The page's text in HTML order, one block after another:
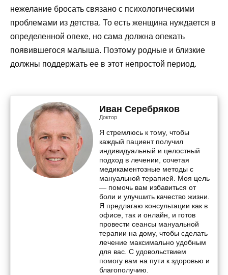
нежелание бросать связано с психологическими
проблемами из детства. То есть женщина нуждается в
определенной опеке, но сама должна опекать
появившегося малыша. Поэтому родные и близкие
должны поддержать ее в этот непростой период.
Иван Серебряков
Доктор
Я стремлюсь к тому, чтобы
каждый пациент получил
индивидуальный и целостный
подход в лечении, сочетая
медикаментозные методы с
мануальной терапией. Моя цель
— помочь вам избавиться от
боли и улучшить качество жизни.
Я предлагаю консультации как в
офисе, так и онлайн, и готов
провести сеансы мануальной
терапии на дому, чтобы сделать
лечение максимально удобным
для вас. С удовольствием
помогу вам на пути к здоровью и
благополучию.